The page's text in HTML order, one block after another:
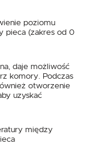
poziomu
pieca (zakres od 0
daje możliwość
komory. Podczas
otworzenie
uzyskać
między